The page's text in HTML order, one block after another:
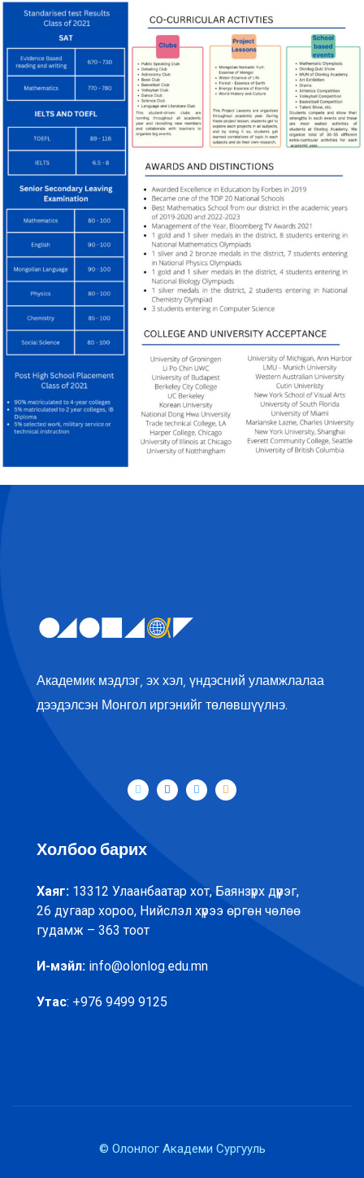
Академик мэдлэг, эх хэл, үндэсний уламжлалаа
дээдэлсэн Монгол иргэнийг төлөвшүүлнэ.
Холбоо барих
Хаяг: 13312 Улаанбаатар хот, Баянзүрх дүүрэг,
26 дугаар хороо, Нийслэл хүрээ өргөн чөлөө
гудамж – 363 тоот
И-мэйл: info@olonlog.edu.mn
Утас: +976 9499 9125
© Олонлог Академи Сургууль